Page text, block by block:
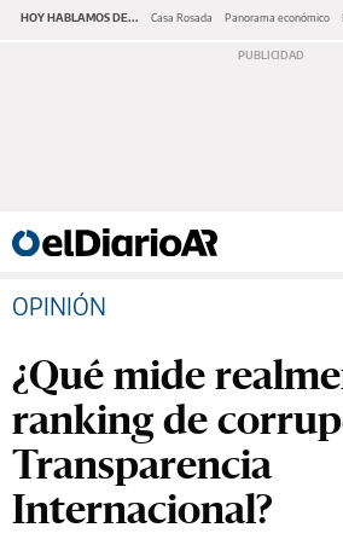
HOY HABLAMOS DE... Casa Rosada Panorama económico
OPINIÓN
¿Qué mide
ranking de
Transparencia
Internacional?